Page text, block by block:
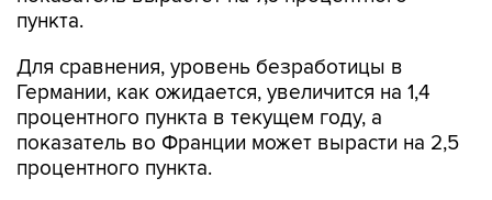
пункта.
Для сравнения, уровень безработицы в
Германии, как ожидается, увеличится на 1,4
процентного пункта в текущем году, а
показатель во Франции может вырасти на 2,5
процентного пункта.